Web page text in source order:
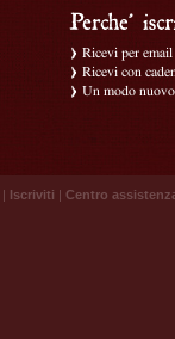
Ricevi per
Ricevi con
Un modo
| Iscriviti | Centro